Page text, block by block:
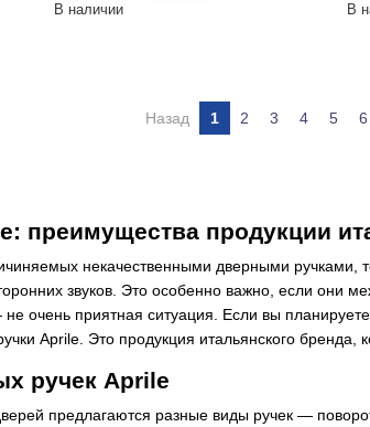
преимущества продукции
некачественными дверными ручками,
звуков. Это особенно важно, если они
очень приятная ситуация. Если вы
Aprile. Это продукция итальянского бренда,
ручек Aprile
предлагаются разные виды ручек —
В наличии В
Назад 1 2 3 4 5 6